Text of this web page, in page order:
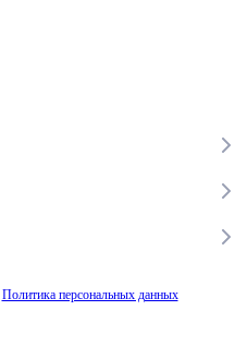
Политика персональных данных